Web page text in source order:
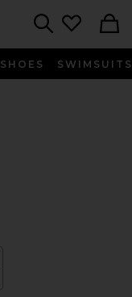
SHOES SWIMSUITS